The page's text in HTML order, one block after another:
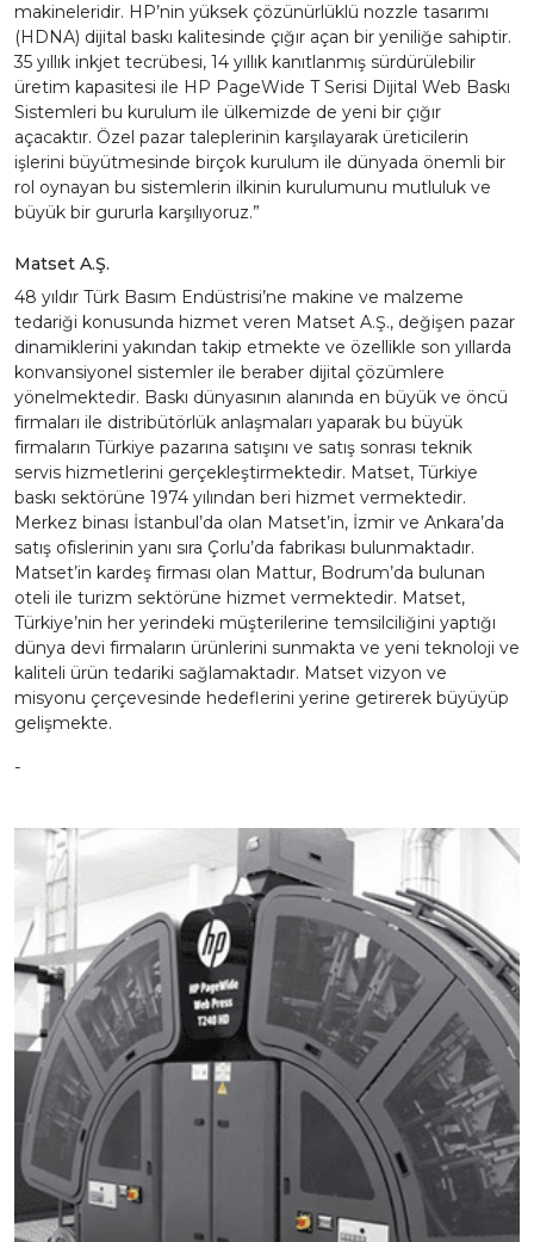
makineleridir. HP’nin yüksek çözünürlüklü nozzle tasarımı
(HDNA) dijital baskı kalitesinde çığır açan bir yeniliğe sahiptir.
35 yıllık inkjet tecrübesi, 14 yıllık kanıtlanmış sürdürülebilir
üretim kapasitesi ile HP PageWide T Serisi Dijital Web Baskı
Sistemleri bu kurulum ile ülkemizde de yeni bir çığır
açacaktır. Özel pazar taleplerinin karşılayarak üreticilerin
işlerini büyütmesinde birçok kurulum ile dünyada önemli bir
rol oynayan bu sistemlerin ilkinin kurulumunu mutluluk ve
büyük bir gururla karşılıyoruz.”
Matset A.Ş.
48 yıldır Türk Basım Endüstrisi’ne makine ve malzeme
tedariği konusunda hizmet veren Matset A.Ş., değişen pazar
dinamiklerini yakından takip etmekte ve özellikle son yıllarda
konvansiyonel sistemler ile beraber dijital çözümlere
yönelmektedir. Baskı dünyasının alanında en büyük ve öncü
firmaları ile distribütörlük anlaşmaları yaparak bu büyük
firmaların Türkiye pazarına satışını ve satış sonrası teknik
servis hizmetlerini gerçekleştirmektedir. Matset, Türkiye
baskı sektörüne 1974 yılından beri hizmet vermektedir.
Merkez binası İstanbul’da olan Matset’in, İzmir ve Ankara’da
satış ofislerinin yanı sıra Çorlu’da fabrikası bulunmaktadır.
Matset’in kardeş firması olan Mattur, Bodrum’da bulunan
oteli ile turizm sektörüne hizmet vermektedir. Matset,
Türkiye’nin her yerindeki müşterilerine temsilciliğini yaptığı
dünya devi firmaların ürünlerini sunmakta ve yeni teknoloji ve
kaliteli ürün tedariki sağlamaktadır. Matset vizyon ve
misyonu çerçevesinde hedeflerini yerine getirerek büyüyüp
gelişmekte.
-